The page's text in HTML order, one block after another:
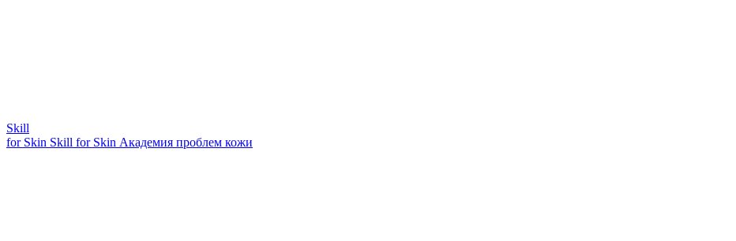
Skill
for Skin Skill for Skin Академия проблем кожи